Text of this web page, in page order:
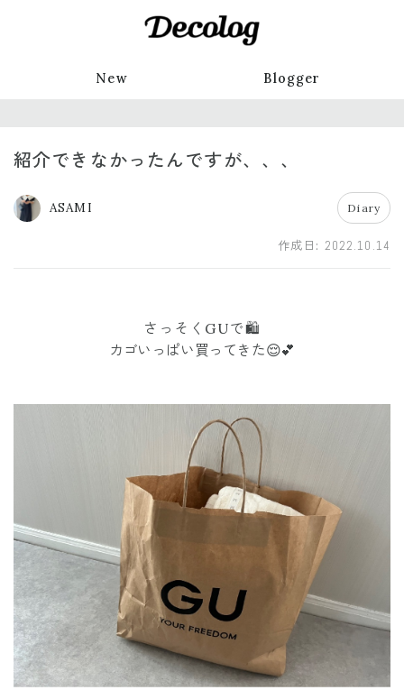
New Blogger
紹介できなかったんですが、、、
ASAMI Diary
作成日: 2022.10.14
さっそくGUで🛍
カゴいっぱい買ってきた😌💕